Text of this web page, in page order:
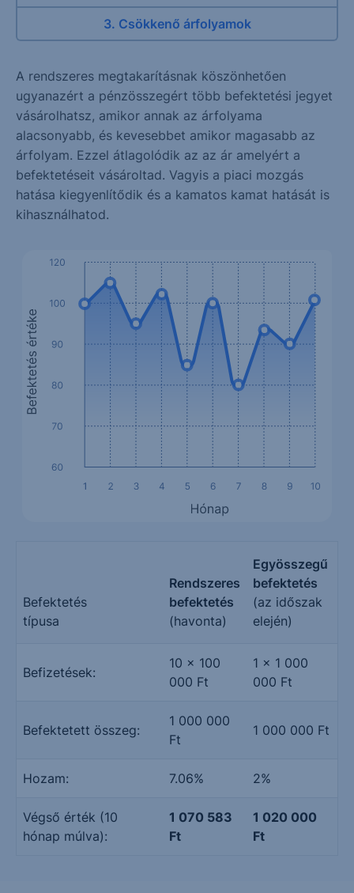
3. Csökkenő árfolyamok
A rendszeres megtakarításnak köszönhetően
ugyanazért a pénzösszegért több befektetési jegyet
vásárolhatsz, amikor annak az árfolyama
alacsonyabb, és kevesebbet amikor magasabb az
árfolyam. Ezzel átlagolódik az az ár amelyért a
befektetéseit vásároltad. Vagyis a piaci mozgás
hatása kiegyenlítődik és a kamatos kamat hatását is
kihasználhatod.
Befektetés
típusa
Rendszeres
befektetés
(havonta)
Egyösszegű
befektetés
(az időszak
elején)
Befizetések:
10 × 100
000 Ft
1 × 1 000
000 Ft
Befektetett összeg:
1 000 000
Ft
1 000 000 Ft
Hozam: 7.06% 2%
Végső érték (10
hónap múlva):
1 070 583
Ft
1 020 000
Ft